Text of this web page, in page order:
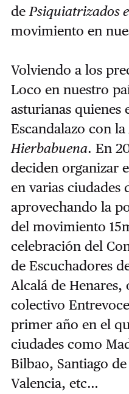
de Psiquiatrizados
movimiento en
Volviendo a los
Loco en nuestro
asturianas quienes
Escandalazo con la
Hierbabuena. En
deciden organizar
en varias ciudades
aprovechando la
del movimiento
celebración del
de Escuchadores
Alcalá de
colectivo
primer año en el
ciudades como
Bilbao, Santiago
Valencia, etc…